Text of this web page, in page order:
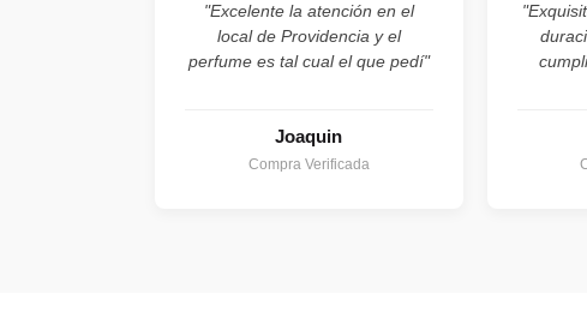
"Excelente la atención en el
local de Providencia y el
perfume es tal cual el que pedí"
Joaquin
Compra Verificada